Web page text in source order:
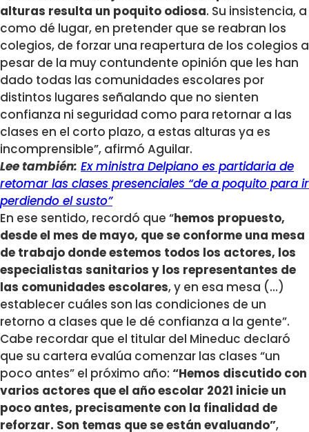
alturas resulta un poquito odiosa. Su insistencia, a
como dé lugar, en pretender que se reabran los
colegios, de forzar una reapertura de los colegios a
pesar de la muy contundente opinión que les han
dado todas las comunidades escolares por
distintos lugares señalando que no sienten
confianza ni seguridad como para retornar a las
clases en el corto plazo, a estas alturas ya es
incomprensible”, afirmó Aguilar.
Lee también: Ex ministra Delpiano es partidaria de
retomar las clases presenciales “de a poquito para ir
perdiendo el susto”
En ese sentido, recordó que “hemos propuesto,
desde el mes de mayo, que se conforme una mesa
de trabajo donde estemos todos los actores, los
especialistas sanitarios y los representantes de
las comunidades escolares, y en esa mesa (…)
establecer cuáles son las condiciones de un
retorno a clases que le dé confianza a la gente”.
Cabe recordar que el titular del Mineduc declaró
que su cartera evalúa comenzar las clases “un
poco antes” el próximo año: “Hemos discutido con
varios actores que el año escolar 2021 inicie un
poco antes, precisamente con la finalidad de
reforzar. Son temas que se están evaluando”,